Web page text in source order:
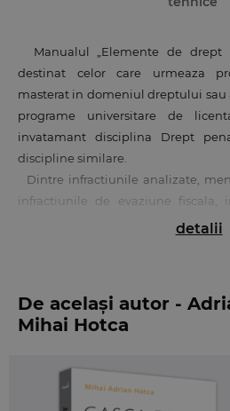
Manualul „Elemente de drept
destinat celor care urmeaza
masterat in domeniul dreptului sau
programe universitare de
invatamant disciplina Drept
discipline similare.
Dintre infractiunile analizate,
infractiunile de evaziune fiscala,
Legea nr. 31/1990 privind detalii
De același autor -
Mihai Hotca